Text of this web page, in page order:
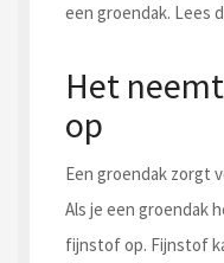
een groendak. Lees
Het
op
Een groendak zorgt
Als je een groendak
fijnstof op. Fijnstof